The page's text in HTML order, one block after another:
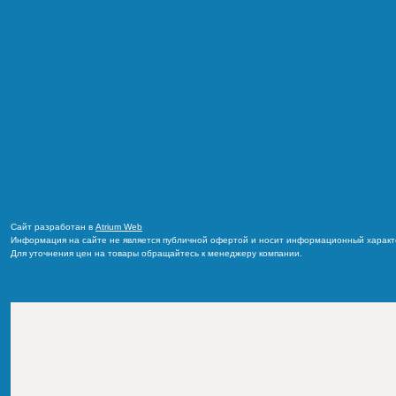
Сайт разработан в Atrium Web
Информация на сайте не является публичной офертой и носит информационный
Для уточнения цен на товары обращайтесь к менеджеру компании.